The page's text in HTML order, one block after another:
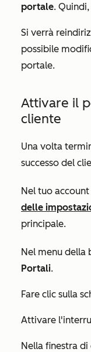
portale.
Si verrà
possibile
portale.
Attivare il
cliente
Una volta
successo del
Nel tuo
delle
principale.
Nel menu della
Portali.
Fare clic sulla
Attivare
Nella finestra